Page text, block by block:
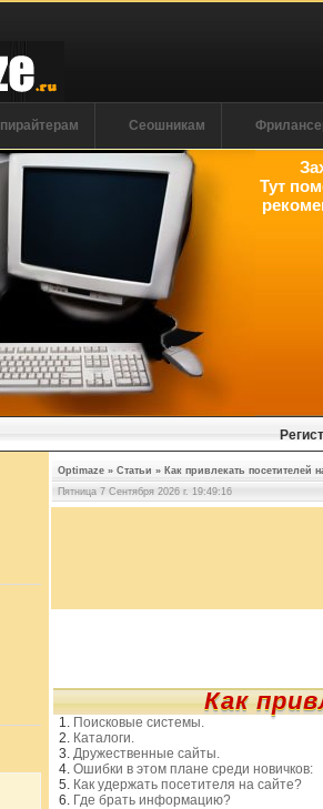
Сеошникам
Тут
Optimaze » Статьи » Как привлекать посетителей
Пятница 7 Сентября 2026 г. 19:49:17
Как
Поисковые системы.
Каталоги.
Дружественные сайты.
Ошибки в этом плане среди новичков:
Как удержать посетителя на сайте?
Где брать информацию?